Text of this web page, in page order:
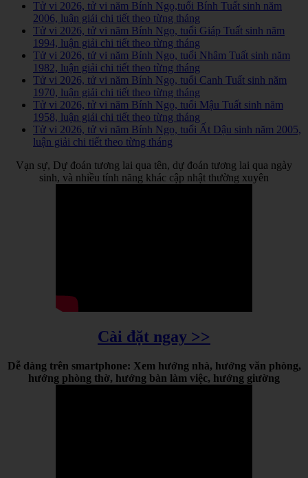
Tử vi 2026, tử vi năm Bính Ngọ,tuổi Bính Tuất sinh năm
2006, luận giải chi tiết theo từng tháng
Tử vi 2026, tử vi năm Bính Ngọ, tuổi Giáp Tuất sinh năm
1994, luận giải chi tiết theo từng tháng
Tử vi 2026, tử vi năm Bính Ngọ, tuổi Nhâm Tuất sinh năm
1982, luận giải chi tiết theo từng tháng
Tử vi 2026, tử vi năm Bính Ngọ, tuổi Canh Tuất sinh năm
1970, luận giải chi tiết theo từng tháng
Tử vi 2026, tử vi năm Bính Ngọ, tuổi Mậu Tuất sinh năm
1958, luận giải chi tiết theo từng tháng
Tử vi 2026, tử vi năm Bính Ngọ, tuổi Ất Dậu sinh năm 2005,
luận giải chi tiết theo từng tháng
Vạn sự, Dự đoán tương lai qua tên, dự đoán tương lai qua ngày
sinh, và nhiều tính năng khác cập nhật thường xuyên
Cài đặt ngay >>
Dễ dàng trên smartphone: Xem hướng nhà, hướng văn phòng,
hướng phòng thờ, hướng bàn làm việc, hướng giường